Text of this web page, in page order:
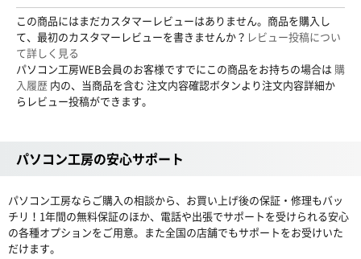
この商品にはまだカスタマーレビューはありません。商品を購入し
て、最初のカスタマーレビューを書きませんか？ レビュー投稿につい
て詳しく見る
パソコン工房WEB会員のお客様ですでにこの商品をお持ちの場合は 購
入履歴 内の、当商品を含む 注文内容確認ボタンより注文内容詳細か
らレビュー投稿ができます。
パソコン工房の安心サポート
パソコン工房ならご購入の相談から、お買い上げ後の保証・修理もバッ
チリ！1年間の無料保証のほか、電話や出張でサポートを受けられる安心
の各種オプションをご用意。また全国の店舗でもサポートをお受けいた
だけます。